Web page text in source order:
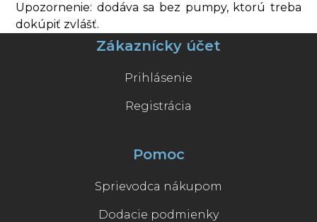
Upozornenie: dodáva sa bez pumpy, ktorú treba
dokúpiť zvlášť.
Zákaznícky účet
Prihlásenie
Registrácia
Pomoc
Sprievodca nákupom
Dodacie podmienky